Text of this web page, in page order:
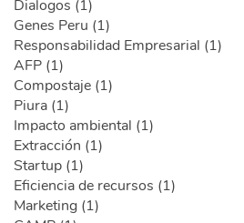
Dialogos (1)
Genes Peru (1)
Responsabilidad Empresarial (1)
AFP (1)
Compostaje (1)
Piura (1)
Impacto ambiental (1)
Extracción (1)
Startup (1)
Eficiencia de recursos (1)
Marketing (1)